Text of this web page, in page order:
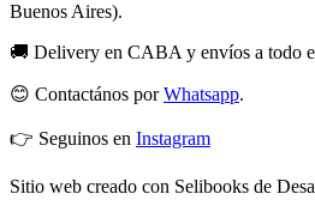
Buenos Aires).
🚚 Delivery en CABA y envíos a todo
😊 Contactános porWhatsapp.
👉 Seguinos en Instagram
Sitio web creado con Selibooks de